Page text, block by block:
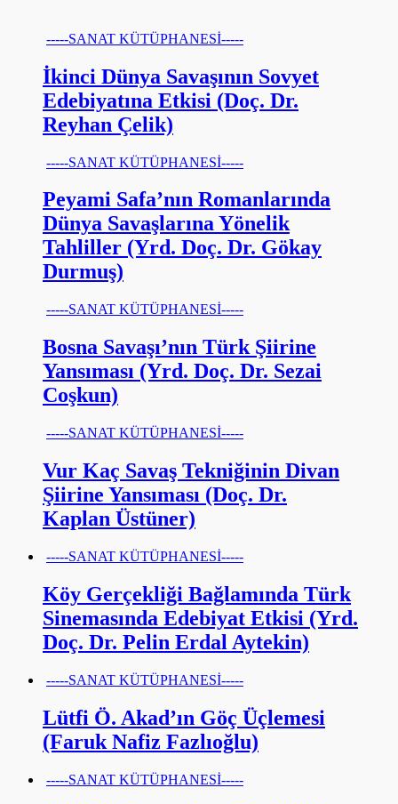
-----SANAT KÜTÜPHANESİ-----
İkinci Dünya Savaşının Sovyet
Edebiyatına Etkisi (Doç. Dr.
Reyhan Çelik)
-----SANAT KÜTÜPHANESİ-----
Peyami Safa’nın Romanlarında
Dünya Savaşlarına Yönelik
Tahliller (Yrd. Doç. Dr. Gökay
Durmuş)
-----SANAT KÜTÜPHANESİ-----
Bosna Savaşı’nın Türk Şiirine
Yansıması (Yrd. Doç. Dr. Sezai
Coşkun)
-----SANAT KÜTÜPHANESİ-----
Vur Kaç Savaş Tekniğinin Divan
Şiirine Yansıması (Doç. Dr.
Kaplan Üstüner)
-----SANAT KÜTÜPHANESİ-----
Köy Gerçekliği Bağlamında Türk
Sinemasında Edebiyat Etkisi (Yrd.
Doç. Dr. Pelin Erdal Aytekin)
-----SANAT KÜTÜPHANESİ-----
Lütfi Ö. Akad’ın Göç Üçlemesi
(Faruk Nafiz Fazlıoğlu)
-----SANAT KÜTÜPHANESİ-----